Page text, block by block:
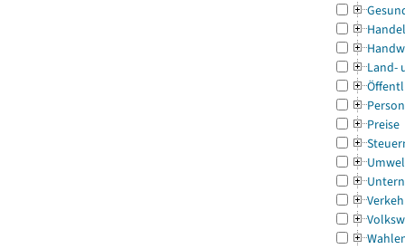
Land-
Preise